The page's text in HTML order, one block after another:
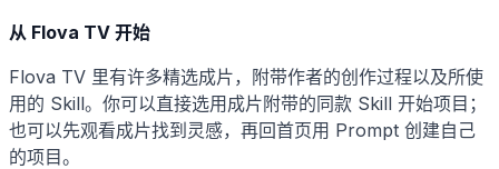
从 Flova TV 开始
Flova TV 里有许多精选成片，附带作者的创作过程以及所使
用的 Skill。你可以直接选用成片附带的同款 Skill 开始项目；
也可以先观看成片找到灵感，再回首页用 Prompt 创建自己
的项目。